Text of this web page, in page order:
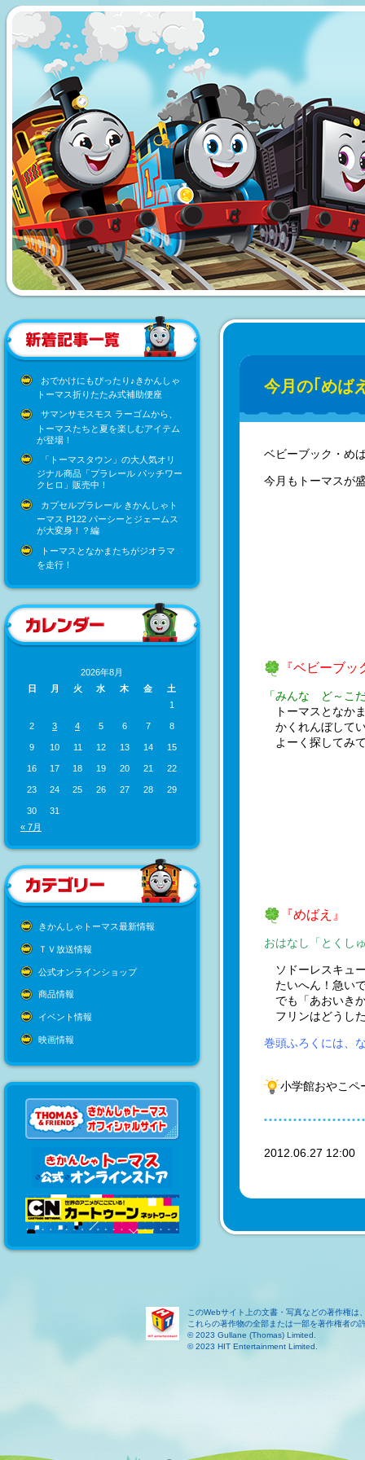
おでかけにもぴったり♪きかんしゃ
トーマス折りたたみ式補助便座
サマンサモスモス ラーゴムから、
トーマスたちと夏を楽しむアイテム
が登場！
「トーマスタウン」の大人気オリ
ジナル商品「プラレール パッチワー
クヒロ」販売中！
カプセルプラレール きかんしゃト
ーマス P122 パーシーとジェームス
が大変身！？編
トーマスとなかまたちがジオラマ
を走行！
2026年8月
日
月 火 水 木 金
土
1
2 3 4 5 6 7 8
9 10 11 12 13 14 15
16 17 18 19 20 21 22
23 24 25 26 27 28 29
30
31
« 7月
きかんしゃトーマス最新情報
ＴＶ放送情報
公式オンラインショップ
商品情報
イベント情報
映画情報
今月の｢めば
ベビーブック・め
今月もトーマスが
『ベビーブッ
「みんな ど～こ
トーマスとなか
かくれんぼして
よーく探してみ
『めばえ』
おはなし「とくし
ソドーレスキュ
たいへん！急い
でも「あおいき
フリンはどうし
巻頭ふろくには、
小学館おやこペ
2012.06.27
このWebサイト上の文書・写真などの著作権は
これらの著作物の全部または一部を著作権者の
© 2023 Gullane (Thomas) Limited.
© 2023 HIT Entertainment Limited.